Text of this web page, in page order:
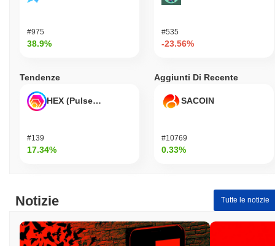
#975
38.9%
#535
-23.56%
Tendenze
HEX (Pulsechain)
#139
17.34%
Aggiunti Di Recente
SACOIN
#10769
0.33%
Notizie Tutte le notizie